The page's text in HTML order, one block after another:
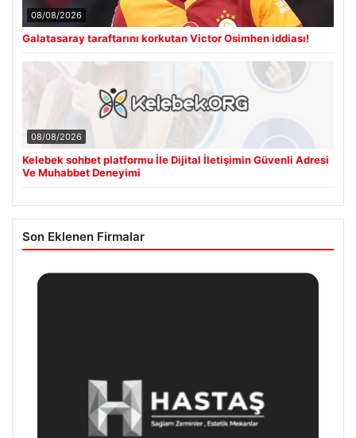
08/08/2026
Galatasaray taraftarını korkutan Victor Osimhen iddiası!
08/08/2026
Kelebek sohbet platformu İle Dijital İletişimin Güvenli Adresi
Ve Muhabbet Deneyimi
Son Eklenen Firmalar